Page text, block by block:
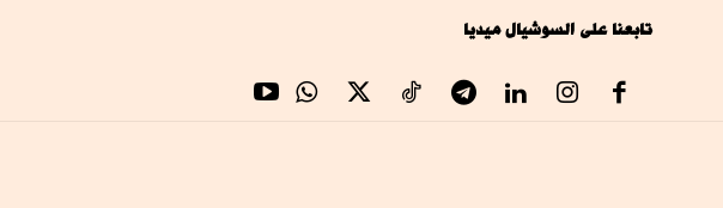
تابعنا على السوشيال ميديا